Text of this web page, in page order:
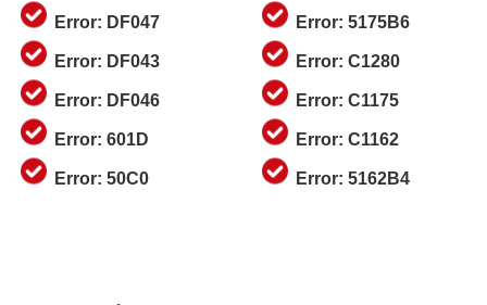
Error: DF047
Error: DF043
Error: DF046
Error: 601D
Error: 50C0
Error: 5175B6
Error: C1280
Error: C1175
Error: C1162
Error: 5162B4